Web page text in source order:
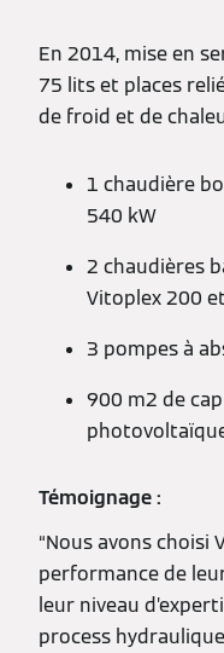
En 2014, mise en
75 lits et places
de froid et de
1 chaudière
540 kW
2 chaudières
Vitoplex 200
3 pompes à
900 m2 de
Témoignage :
“Nous avons choisi
performance de
leur niveau
process